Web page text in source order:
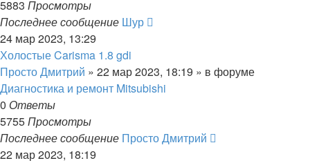
5883 Просмотры
Последнее сообщение Шур
24 мар 2023, 13:29
Холостые Carisma 1.8 gdi
Просто Дмитрий » 22 мар 2023, 18:19 » в форуме
Диагностика и ремонт Mitsubishi
0 Ответы
5755Просмотры
Последнее сообщение Просто Дмитрий
22 мар 2023, 18:19